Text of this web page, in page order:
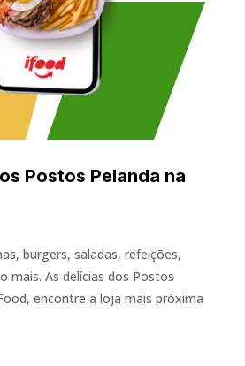
Postos Pelanda na
burgers, saladas, refeições,
mais. As delícias dos Postos
encontre a loja mais próxima